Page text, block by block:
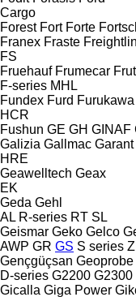
Cargo
Forest Fort Forte
Franex Fraste
FS
Fruehauf Frumecar
F-series MHL
Fundex Furd Furukawa
HCR
Fushun GE GH GINAF
Galizia Gallmac Garant
HRE
Geawelltech Geax
EK
Geda Gehl
AL R-series RT SL
Geismar Geko Gelco
AWP GR GS S series
Gençgüçsan Geoprobe
D-series G2200 G2300
Gicalla Giga Power